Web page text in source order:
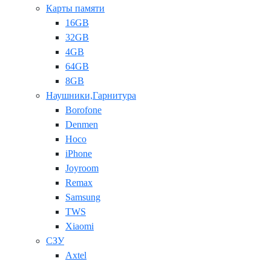
Карты памяти
16GB
32GB
4GB
64GB
8GB
Наушники,Гарнитура
Borofone
Denmen
Hoco
iPhone
Joyroom
Remax
Samsung
TWS
Xiaomi
СЗУ
Axtel